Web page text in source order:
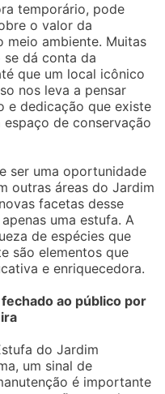
temporário, pode
o valor da
meio ambiente. Muitas
se dá conta da
que um local icônico
nos leva a pensar
e dedicação que existe
de conservação
ser uma oportunidade
outras áreas do Jardim
facetas desse
uma estufa. A
de espécies que
são elementos que
e enriquecedora.
ao público por
do Jardim
um sinal de
é importante